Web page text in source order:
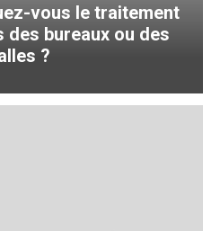
vous le traitement
des bureaux ou des
?